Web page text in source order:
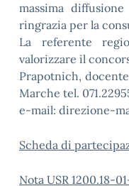
massima
ringrazia per la
La referente
valorizzare il
Prapotnich,
Marche tel.
e-mail: direzione-
Scheda di
Nota USR 1200.18-